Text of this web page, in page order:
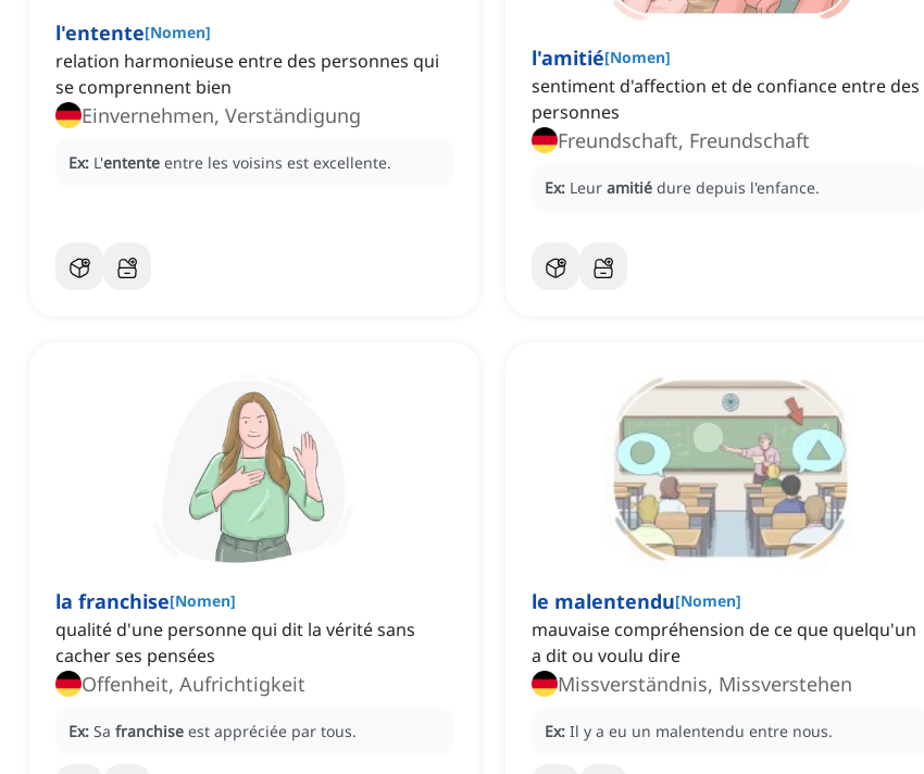
l'entente[Nomen]
relation harmonieuse entre des personnes qui
se comprennent bien
Einvernehmen, Verständigung
Ex: L'entente entre les voisins est excellente.
l'amitié[Nomen]
sentiment d'affection et de confiance entre des
personnes
Freundschaft, Freundschaft
Ex: Leur amitié dure depuis l'enfance.
la franchise[Nomen]
qualité d'une personne qui dit la vérité sans
cacher ses pensées
Offenheit, Aufrichtigkeit
Ex: Sa franchise est appréciée par tous.
le malentendu[Nomen]
mauvaise compréhension de ce que quelqu'un
a dit ou voulu dire
Missverständnis, Missverstehen
Ex: Il y a eu un malentendu entre nous.